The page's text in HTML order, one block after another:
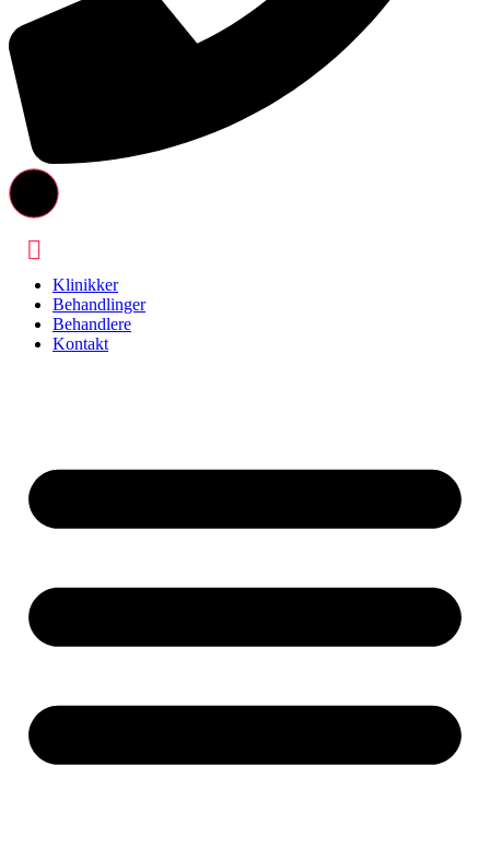
Klinikker
Behandlinger
Behandlere
Kontakt